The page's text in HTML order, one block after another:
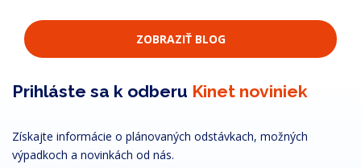
telefonických obchodníkov.
ZOBRAZIŤ BLOG
Prihláste sa k odberu Kinet noviniek
Získajte informácie o plánovaných odstávkach, možných
výpadkoch a novinkách od nás.